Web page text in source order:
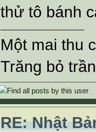
thử tô bánh
Một mai thu
Trăng bỏ
RE: Nhật